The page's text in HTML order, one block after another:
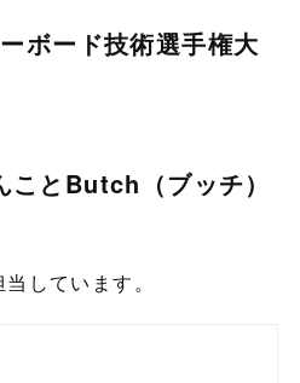
ボード技術選手権大
ことButch（ブッチ）
当しています。